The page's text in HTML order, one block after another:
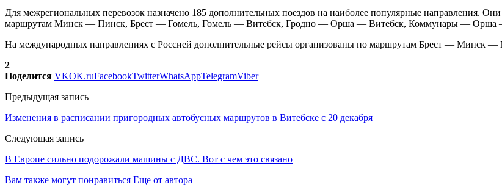
Для межрегиональных перевозок назначено 185 дополнительных поездов на наиболее популярные направления.
маршрутам Минск — Пинск, Брест — Гомель, Гомель — Витебск, Гродно — Орша — Витебск, Коммунары —
На международных направлениях с Россией дополнительные рейсы организованы по маршрутам Брест —
2
Поделится VKOK.ruFacebookTwitterWhatsAppTelegramViber
Предыдущая запись
Изменения в расписании пригородных автобусных маршрутов в Витебске с 20 декабря
Следующая запись
В Европе сильно подорожали машины с ДВС. Вот с чем это связано
Вам также могут понравиться Еще от автора